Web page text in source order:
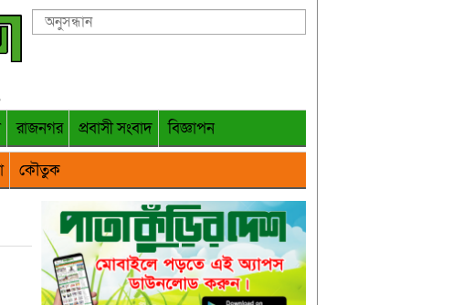
রাজনগর প্রবাসী সংবাদ
বিজ্ঞাপন
কৌতুক